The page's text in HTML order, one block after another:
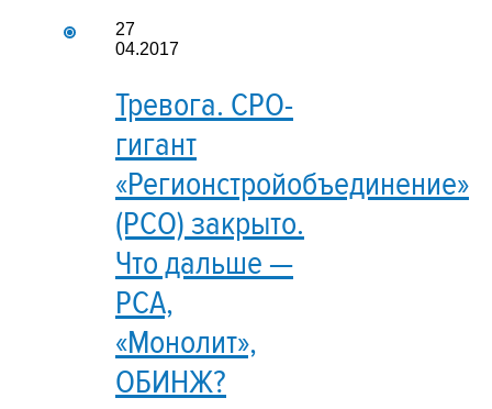
27
04.2017
Тревога. СРО-
гигант
«Регионстройобъединение»
(РСО) закрыто.
Что дальше —
РСА,
«Монолит»,
ОБИНЖ?